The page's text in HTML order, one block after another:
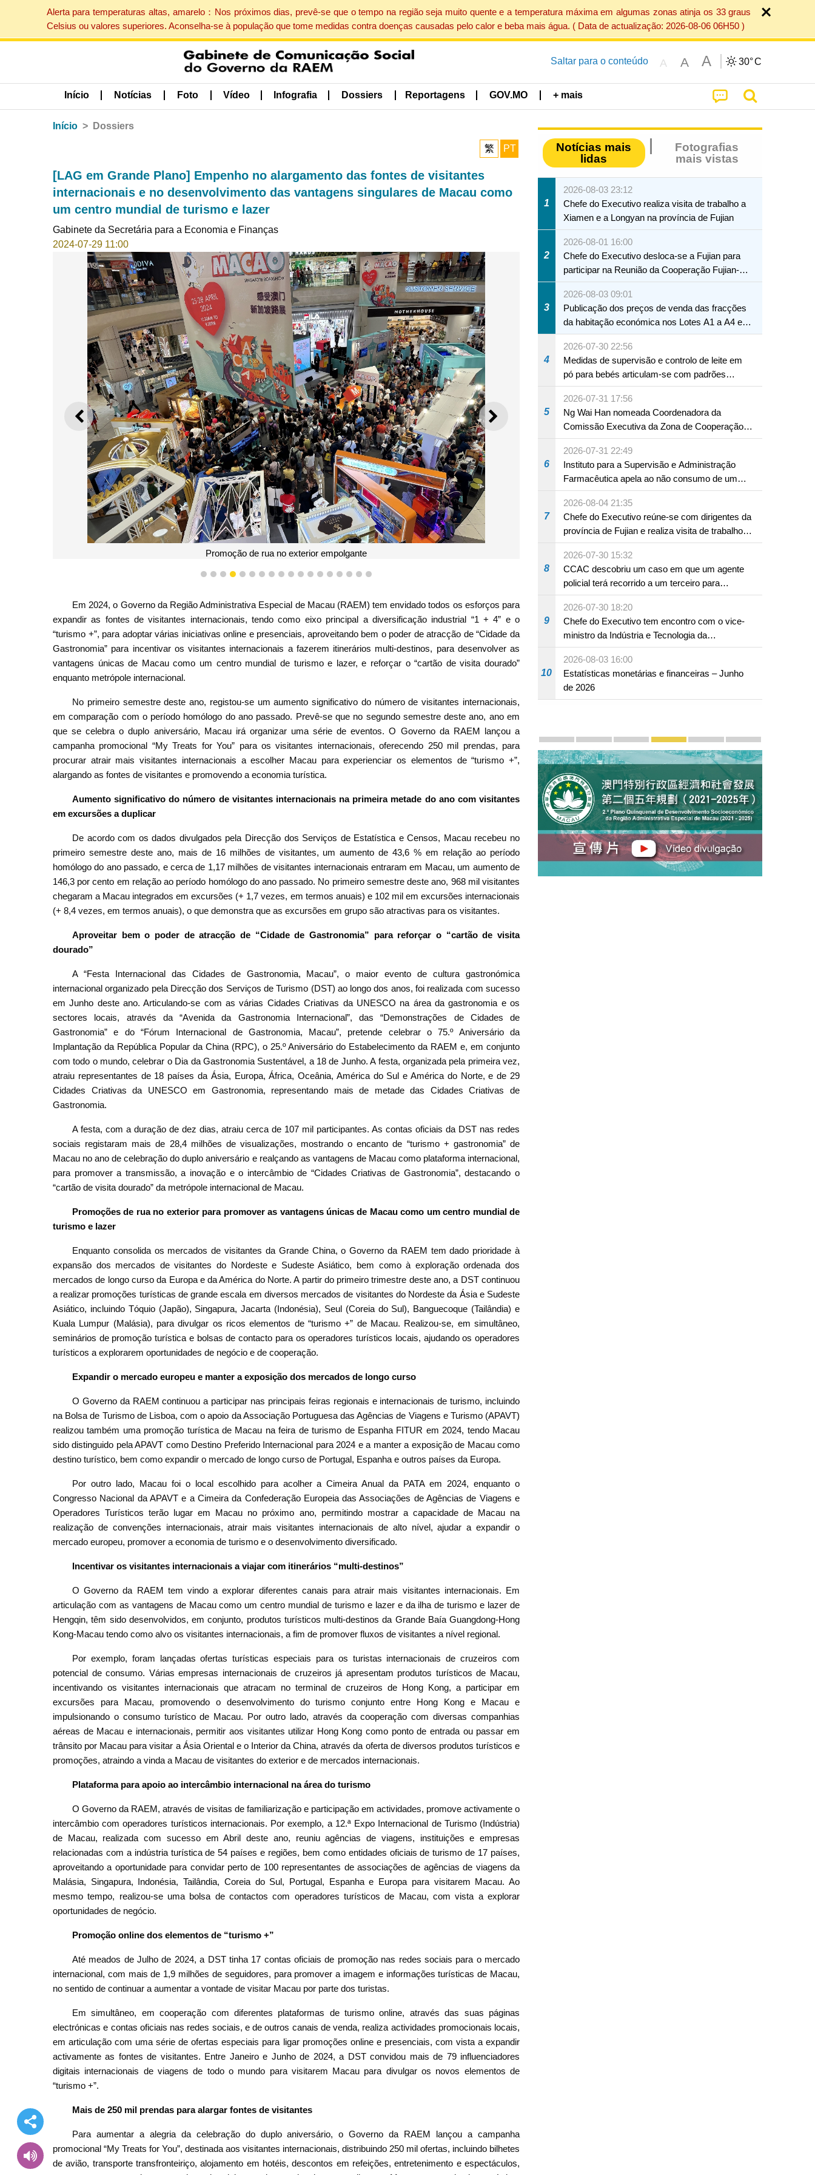
Alerta para temperaturas altas, amarelo：Nos próximos dias, prevê-se que o tempo na região seja muito quente e a temperatura máxima em algumas zonas atinja os 33 graus
Celsius ou valores superiores. Aconselha-se à população que tome medidas contra doenças causadas pelo calor e beba mais água. ( Data de actualização: 2026-08-06 06H50 )
Saltar para o conteúdo A A A 30°C
Início Notícias Foto Vídeo Infografia Dossiers Reportagens GOV.MO + mais
Início Dossiers
繁 PT
[LAG em Grande Plano] Empenho no alargamento das fontes de visitantes
internacionais e no desenvolvimento das vantagens singulares de Macau como
um centro mundial de turismo e lazer
Gabinete da Secretária para a Economia e Finanças
2024-07-29 11:00
ANTERIOR SEGUINTE
Promoção de rua no exterior empolgante
1 2 3 4 5 6 7 8 9 101112131415161718
Em 2024, o Governo da Região Administrativa Especial de Macau (RAEM) tem envidado todos os esforços para
expandir as fontes de visitantes internacionais, tendo como eixo principal a diversificação industrial “1 + 4” e o
“turismo +”, para adoptar várias iniciativas online e presenciais, aproveitando bem o poder de atracção de “Cidade da
Gastronomia” para incentivar os visitantes internacionais a fazerem itinerários multi-destinos, para desenvolver as
vantagens únicas de Macau como um centro mundial de turismo e lazer, e reforçar o “cartão de visita dourado”
enquanto metrópole internacional.
No primeiro semestre deste ano, registou-se um aumento significativo do número de visitantes internacionais,
em comparação com o período homólogo do ano passado. Prevê-se que no segundo semestre deste ano, ano em
que se celebra o duplo aniversário, Macau irá organizar uma série de eventos. O Governo da RAEM lançou a
campanha promocional “My Treats for You” para os visitantes internacionais, oferecendo 250 mil prendas, para
procurar atrair mais visitantes internacionais a escolher Macau para experienciar os elementos de “turismo +”,
alargando as fontes de visitantes e promovendo a economia turística.
Aumento significativo do número de visitantes internacionais na primeira metade do ano com visitantes
em excursões a duplicar
De acordo com os dados divulgados pela Direcção dos Serviços de Estatística e Censos, Macau recebeu no
primeiro semestre deste ano, mais de 16 milhões de visitantes, um aumento de 43,6 % em relação ao período
homólogo do ano passado, e cerca de 1,17 milhões de visitantes internacionais entraram em Macau, um aumento de
146,3 por cento em relação ao período homólogo do ano passado. No primeiro semestre deste ano, 968 mil visitantes
chegaram a Macau integrados em excursões (+ 1,7 vezes, em termos anuais) e 102 mil em excursões internacionais
(+ 8,4 vezes, em termos anuais), o que demonstra que as excursões em grupo são atractivas para os visitantes.
Aproveitar bem o poder de atracção de “Cidade de Gastronomia” para reforçar o “cartão de visita
dourado”
A “Festa Internacional das Cidades de Gastronomia, Macau”, o maior evento de cultura gastronómica
internacional organizado pela Direcção dos Serviços de Turismo (DST) ao longo dos anos, foi realizada com sucesso
em Junho deste ano. Articulando-se com as várias Cidades Criativas da UNESCO na área da gastronomia e os
sectores locais, através da “Avenida da Gastronomia Internacional”, das “Demonstrações de Cidades de
Gastronomia” e do “Fórum Internacional de Gastronomia, Macau”, pretende celebrar o 75.º Aniversário da
Implantação da República Popular da China (RPC), o 25.º Aniversário do Estabelecimento da RAEM e, em conjunto
com todo o mundo, celebrar o Dia da Gastronomia Sustentável, a 18 de Junho. A festa, organizada pela primeira vez,
atraiu representantes de 18 países da Ásia, Europa, África, Oceânia, América do Sul e América do Norte, e de 29
Cidades Criativas da UNESCO em Gastronomia, representando mais de metade das Cidades Criativas de
Gastronomia.
A festa, com a duração de dez dias, atraiu cerca de 107 mil participantes. As contas oficiais da DST nas redes
sociais registaram mais de 28,4 milhões de visualizações, mostrando o encanto de “turismo + gastronomia” de
Macau no ano de celebração do duplo aniversário e realçando as vantagens de Macau como plataforma internacional,
para promover a transmissão, a inovação e o intercâmbio de “Cidades Criativas de Gastronomia”, destacando o
“cartão de visita dourado” da metrópole internacional de Macau.
Promoções de rua no exterior para promover as vantagens únicas de Macau como um centro mundial de
turismo e lazer
Enquanto consolida os mercados de visitantes da Grande China, o Governo da RAEM tem dado prioridade à
expansão dos mercados de visitantes do Nordeste e Sudeste Asiático, bem como à exploração ordenada dos
mercados de longo curso da Europa e da América do Norte. A partir do primeiro trimestre deste ano, a DST continuou
a realizar promoções turísticas de grande escala em diversos mercados de visitantes do Nordeste da Ásia e Sudeste
Asiático, incluindo Tóquio (Japão), Singapura, Jacarta (Indonésia), Seul (Coreia do Sul), Banguecoque (Tailândia) e
Kuala Lumpur (Malásia), para divulgar os ricos elementos de “turismo +” de Macau. Realizou-se, em simultâneo,
seminários de promoção turística e bolsas de contacto para os operadores turísticos locais, ajudando os operadores
turísticos a explorarem oportunidades de negócio e de cooperação.
Expandir o mercado europeu e manter a exposição dos mercados de longo curso
O Governo da RAEM continuou a participar nas principais feiras regionais e internacionais de turismo, incluindo
na Bolsa de Turismo de Lisboa, com o apoio da Associação Portuguesa das Agências de Viagens e Turismo (APAVT)
realizou também uma promoção turística de Macau na feira de turismo de Espanha FITUR em 2024, tendo Macau
sido distinguido pela APAVT como Destino Preferido Internacional para 2024 e a manter a exposição de Macau como
destino turístico, bem como expandir o mercado de longo curso de Portugal, Espanha e outros países da Europa.
Por outro lado, Macau foi o local escolhido para acolher a Cimeira Anual da PATA em 2024, enquanto o
Congresso Nacional da APAVT e a Cimeira da Confederação Europeia das Associações de Agências de Viagens e
Operadores Turísticos terão lugar em Macau no próximo ano, permitindo mostrar a capacidade de Macau na
realização de convenções internacionais, atrair mais visitantes internacionais de alto nível, ajudar a expandir o
mercado europeu, promover a economia de turismo e o desenvolvimento diversificado.
Incentivar os visitantes internacionais a viajar com itinerários “multi-destinos”
O Governo da RAEM tem vindo a explorar diferentes canais para atrair mais visitantes internacionais. Em
articulação com as vantagens de Macau como um centro mundial de turismo e lazer e da ilha de turismo e lazer de
Hengqin, têm sido desenvolvidos, em conjunto, produtos turísticos multi-destinos da Grande Baía Guangdong-Hong
Kong-Macau tendo como alvo os visitantes internacionais, a fim de promover fluxos de visitantes a nível regional.
Por exemplo, foram lançadas ofertas turísticas especiais para os turistas internacionais de cruzeiros com
potencial de consumo. Várias empresas internacionais de cruzeiros já apresentam produtos turísticos de Macau,
incentivando os visitantes internacionais que atracam no terminal de cruzeiros de Hong Kong, a participar em
excursões para Macau, promovendo o desenvolvimento do turismo conjunto entre Hong Kong e Macau e
impulsionando o consumo turístico de Macau. Por outro lado, através da cooperação com diversas companhias
aéreas de Macau e internacionais, permitir aos visitantes utilizar Hong Kong como ponto de entrada ou passar em
trânsito por Macau para visitar a Ásia Oriental e o Interior da China, através da oferta de diversos produtos turísticos e
promoções, atraindo a vinda a Macau de visitantes do exterior e de mercados internacionais.
Plataforma para apoio ao intercâmbio internacional na área do turismo
O Governo da RAEM, através de visitas de familiarização e participação em actividades, promove activamente o
intercâmbio com operadores turísticos internacionais. Por exemplo, a 12.ª Expo Internacional de Turismo (Indústria)
de Macau, realizada com sucesso em Abril deste ano, reuniu agências de viagens, instituições e empresas
relacionadas com a indústria turística de 54 países e regiões, bem como entidades oficiais de turismo de 17 países,
aproveitando a oportunidade para convidar perto de 100 representantes de associações de agências de viagens da
Malásia, Singapura, Indonésia, Tailândia, Coreia do Sul, Portugal, Espanha e Europa para visitarem Macau. Ao
mesmo tempo, realizou-se uma bolsa de contactos com operadores turísticos de Macau, com vista a explorar
oportunidades de negócio.
Promoção online dos elementos de “turismo +”
Até meados de Julho de 2024, a DST tinha 17 contas oficiais de promoção nas redes sociais para o mercado
internacional, com mais de 1,9 milhões de seguidores, para promover a imagem e informações turísticas de Macau,
no sentido de continuar a aumentar a vontade de visitar Macau por parte dos turistas.
Em simultâneo, em cooperação com diferentes plataformas de turismo online, através das suas páginas
electrónicas e contas oficiais nas redes sociais, e de outros canais de venda, realiza actividades promocionais locais,
em articulação com uma série de ofertas especiais para ligar promoções online e presenciais, com vista a expandir
activamente as fontes de visitantes. Entre Janeiro e Junho de 2024, a DST convidou mais de 79 influenciadores
digitais internacionais de viagens de todo o mundo para visitarem Macau para divulgar os novos elementos de
“turismo +”.
Mais de 250 mil prendas para alargar fontes de visitantes
Para aumentar a alegria da celebração do duplo aniversário, o Governo da RAEM lançou a campanha
promocional “My Treats for You”, destinada aos visitantes internacionais, distribuindo 250 mil ofertas, incluindo bilhetes
de avião, transporte transfronteiriço, alojamento em hotéis, descontos em refeições, entretenimento e espectáculos,
Notícias mais
lidas
Fotografias
mais vistas
1
2026-08-03 23:12
Chefe do Executivo realiza visita de trabalho a
Xiamen e a Longyan na província de Fujian
2
2026-08-01 16:00
Chefe do Executivo desloca-se a Fujian para
participar na Reunião da Cooperação Fujian-
Macau
3
2026-08-03 09:01
Publicação dos preços de venda das fracções
da habitação económica nos Lotes A1 a A4 e
A12 da Zona A dos Novos Aterros
4
2026-07-30 22:56
Medidas de supervisão e controlo de leite em
pó para bebés articulam-se com padrões
internacionais Serviços interdepartamentais
envidam esforços para assegurar a saúde dos
bebés e crianças, assim como a segurança
alimentar
5
2026-07-31 17:56
Ng Wai Han nomeada Coordenadora da
Comissão Executiva da Zona de Cooperação
Aprofundada entre Guangdong e Macau em
Hengqin
6
2026-07-31 22:49
Instituto para a Supervisão e Administração
Farmacêutica apela ao não consumo de um
produto com substâncias medicamentosas
ocidentais
7
2026-08-04 21:35
Chefe do Executivo reúne-se com dirigentes da
província de Fujian e realiza visita de trabalho
em Fuzhou
8
2026-07-30 15:32
CCAC descobriu um caso em que um agente
policial terá recorrido a um terceiro para
assumir por si a culpa na sequência de uma
infracção rodoviária
9
2026-07-30 18:20
Chefe do Executivo tem encontro com o vice-
ministro da Indústria e Tecnologia da
Informação
10
2026-08-03 16:00
Estatísticas monetárias e financeiras – Junho
de 2026
Divulgação e promoção
Macau, Êxitos de "Um País, Dois Sistemas":
Chefe do Executivo apresenta a 18 de
LAG em Grande Plano
Segundo Plano Quinquenal
Zona de Cooperação